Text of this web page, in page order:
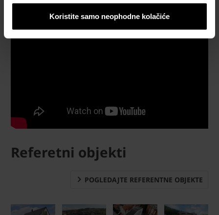
Koristite samo neophodne kolačiće
Referetni objekti
POGLEDAJTE REFERENTNE OBJEKTE